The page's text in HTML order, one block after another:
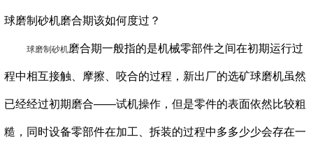
球磨制砂机磨合期该如何度过？
球磨制砂机磨合期一般指的是机械零部件之间在初期运行过
程中相互接触、摩擦、咬合的过程，新出厂的选矿球磨机虽然
已经经过初期磨合——试机操作，但是零件的表面依然比较粗
糙，同时设备零部件在加工、拆装的过程中多多少少会存在一